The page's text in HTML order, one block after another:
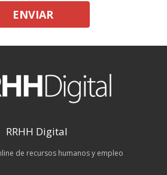
ENVIAR
RRHH Digital
de recursos humanos y empleo